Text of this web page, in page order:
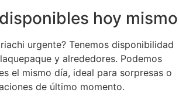
hoy mismo
urgente? Tenemos disponibilidad
y alrededores. Podemos
el mismo día, ideal para sorpresas o
de último momento.